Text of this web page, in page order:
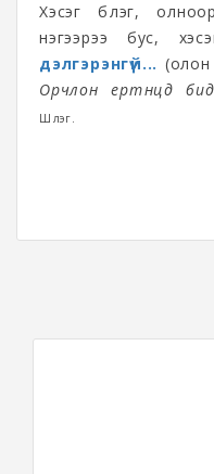
Хэсэг бүлэг,
нэгээрээ бус,
дэлгэрэнгүй...
Орчлон ертөнцөд
Шүлэг.